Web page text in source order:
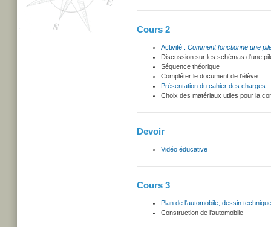
Cours 2
Activité : Comment fonctionne une
Discussion sur les schémas d'une
Séquence théorique
Compléter le document de l'élève
Présentation du cahier des charges
Choix des matériaux utiles pour la
Devoir
Vidéo éducative
Cours 3
Plan de l'automobile, dessin technique
Construction de l'automobile